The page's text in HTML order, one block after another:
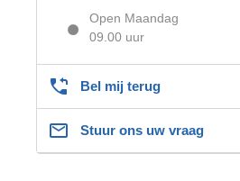
Open Maandag
09.00 uur
Bel mij terug
Stuur ons uw vraag